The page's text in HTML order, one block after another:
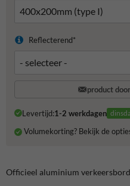
Reflecterend*
product
Levertijd:1-2 werkdagen
Volumekorting? Bekijk de
Officieel aluminium